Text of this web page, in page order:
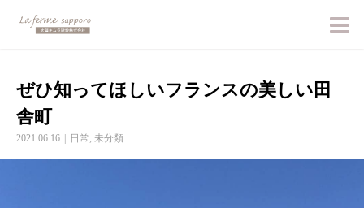
ぜひ知ってほしいフランスの美しい田
舎町
2021.06.16 日常, 未分類